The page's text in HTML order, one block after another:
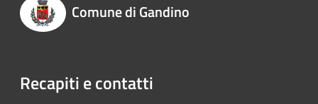
Comune di Gandino
Recapiti e contatti